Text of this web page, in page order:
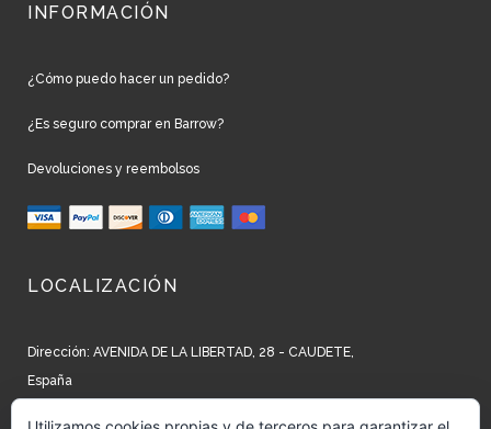
INFORMACIÓN
¿Cómo puedo hacer un pedido?
¿Es seguro comprar en Barrow?
Devoluciones y reembolsos
LOCALIZACIÓN
Dirección: AVENIDA DE LA LIBERTAD, 28 - CAUDETE,
España
Teléfono: +34 965 827 250